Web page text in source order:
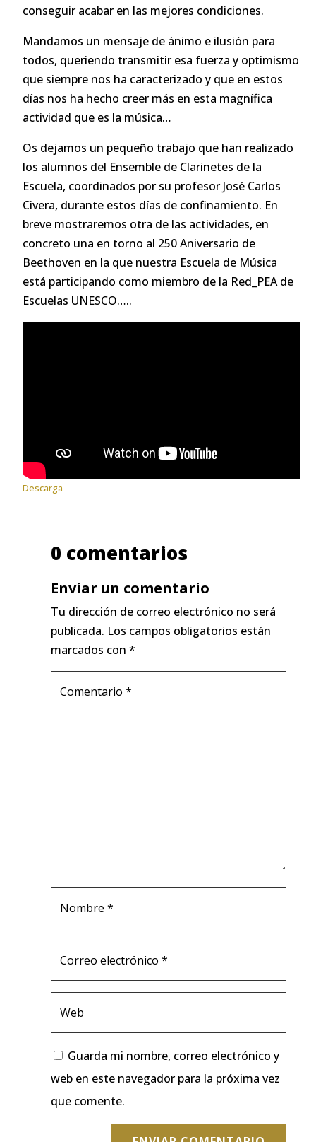
conseguir acabar en las mejores condiciones.
Mandamos un mensaje de ánimo e ilusión para
todos, queriendo transmitir esa fuerza y optimismo
que siempre nos ha caracterizado y que en estos
días nos ha hecho creer más en esta magnífica
actividad que es la música…
Os dejamos un pequeño trabajo que han realizado
los alumnos del Ensemble de Clarinetes de la
Escuela, coordinados por su profesor José Carlos
Civera, durante estos días de confinamiento. En
breve mostraremos otra de las actividades, en
concreto una en torno al 250 Aniversario de
Beethoven en la que nuestra Escuela de Música
está participando como miembro de la Red_PEA de
Escuelas UNESCO…..
Descarga
0 comentarios
Enviar un comentario
Tu dirección de correo electrónico no será
publicada. Los campos obligatorios están
marcados con *
Guarda mi nombre, correo electrónico y
web en este navegador para la próxima vez
que comente.